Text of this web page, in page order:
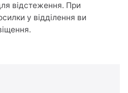
відстеження. При
у відділення ви